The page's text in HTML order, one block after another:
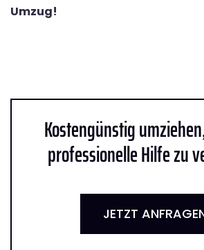
Umzug!
Kostengünstig
professionelle Hilfe zu
JETZT